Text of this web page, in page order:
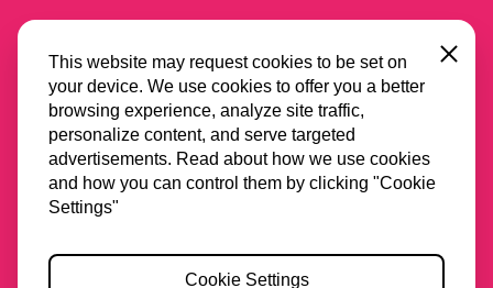
Alle partners
This website may request cookies to be set on
your device. We use cookies to offer you a better
browsing experience, analyze site traffic,
personalize content, and serve targeted
advertisements. Read about how we use cookies
and how you can control them by clicking "Cookie
Settings"
Close
Cookie Settings